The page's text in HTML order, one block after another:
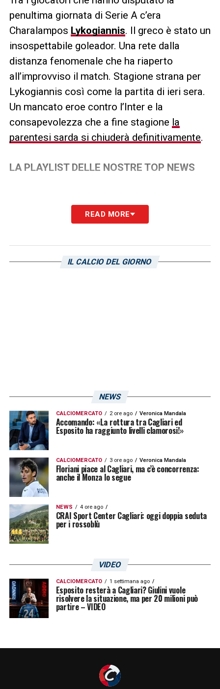
penultima giornata di Serie A c’era
Charalampos Lykogiannis. Il greco è stato un
insospettabile goleador. Una rete dalla
distanza fenomenale che ha riaperto
all’improvviso il match. Stagione strana per
Lykogiannis così come la partita di ieri sera.
Un mancato eroe contro l’Inter e la
consapevolezza che a fine stagione la
parentesi sarda si chiuderà definitivamente.
LA PLAYLIST DELLE NOSTRE TOP NEWS
READ MORE
IL CALCIO DEL GIORNO
NEWS
CALCIOMERCATO 2 ore ago Veronica Mandala
Accomando: «La rottura tra Cagliari ed
Esposito ha raggiunto livelli clamorosi!»
CALCIOMERCATO 3 ore ago Veronica Mandala
Floriani piace al Cagliari, ma c’è concorrenza:
anche il Monza lo segue
NEWS 4 ore ago
CRAI Sport Center Cagliari: oggi doppia seduta
per i rossoblù
VIDEO
CALCIOMERCATO 1 settimana ago
Esposito resterà a Cagliari? Giulini vuole
risolvere la situazione, ma per 20 milioni può
partire – VIDEO